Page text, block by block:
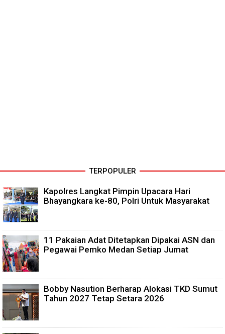
TERPOPULER
Kapolres Langkat Pimpin Upacara Hari
Bhayangkara ke-80, Polri Untuk Masyarakat
11 Pakaian Adat Ditetapkan Dipakai ASN dan
Pegawai Pemko Medan Setiap Jumat
Bobby Nasution Berharap Alokasi TKD Sumut
Tahun 2027 Tetap Setara 2026